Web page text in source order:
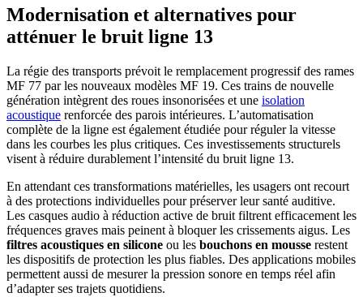
Modernisation et alternatives pour
atténuer le bruit ligne 13
La régie des transports prévoit le remplacement progressif des rames
MF 77 par les nouveaux modèles MF 19. Ces trains de nouvelle
génération intègrent des roues insonorisées et une isolation
acoustique renforcée des parois intérieures. L’automatisation
complète de la ligne est également étudiée pour réguler la vitesse
dans les courbes les plus critiques. Ces investissements structurels
visent à réduire durablement l’intensité du bruit ligne 13.
En attendant ces transformations matérielles, les usagers ont recourt
à des protections individuelles pour préserver leur santé auditive.
Les casques audio à réduction active de bruit filtrent efficacement les
fréquences graves mais peinent à bloquer les crissements aigus. Les
filtres acoustiques en silicone ou les bouchons en mousse restent
les dispositifs de protection les plus fiables. Des applications mobiles
permettent aussi de mesurer la pression sonore en temps réel afin
d’adapter ses trajets quotidiens.